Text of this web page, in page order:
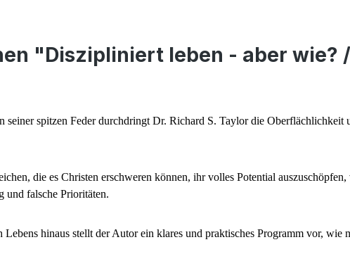
"Diszipliniert leben - aber wie?
seiner spitzen Feder durchdringt Dr. Richard S. Taylor die
die es Christen erschweren können, ihr volles Potential
und falsche Prioritäten.
hinaus stellt der Autor ein klares und praktisches Programm vor,